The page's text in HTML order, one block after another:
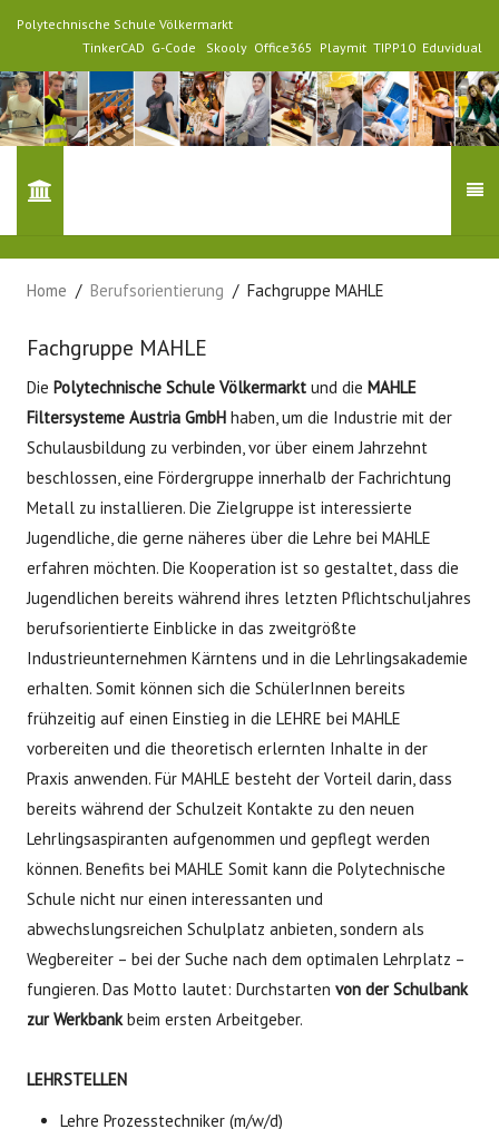
Polytechnische Schule Völkermarkt
TinkerCAD G-Code Skooly Office365 Playmit TIPP10 Eduvidual
Home Berufsorientierung Fachgruppe MAHLE
Fachgruppe MAHLE
Die Polytechnische Schule Völkermarktund die MAHLE
Filtersysteme Austria GmbHhaben, um die Industrie mit der
Schulausbildung zu verbinden, vor über einem Jahrzehnt
beschlossen, eine Fördergruppe innerhalb der Fachrichtung
Metall zu installieren. Die Zielgruppe ist interessierte
Jugendliche, die gerne näheres über die Lehre bei MAHLE
erfahren möchten. Die Kooperation ist so gestaltet, dass die
Jugendlichen bereits während ihres letzten Pflichtschuljahres
berufsorientierte Einblicke in das zweitgrößte
Industrieunternehmen Kärntens und in die Lehrlingsakademie
erhalten. Somit können sich die SchülerInnen bereits
frühzeitig auf einen Einstieg in die LEHRE bei MAHLE
vorbereiten und die theoretisch erlernten Inhalte in der
Praxis anwenden. Für MAHLE besteht der Vorteil darin, dass
bereits während der Schulzeit Kontakte zu den neuen
Lehrlingsaspiranten aufgenommen und gepflegt werden
können. Benefits bei MAHLE Somit kann die Polytechnische
Schule nicht nur einen interessanten und
abwechslungsreichen Schulplatz anbieten, sondern als
Wegbereiter – bei der Suche nach dem optimalen Lehrplatz –
fungieren. Das Motto lautet: Durchstarten von der Schulbank
zur Werkbankbeim ersten Arbeitgeber.
LEHRSTELLEN
Lehre Prozesstechniker (m/w/d)